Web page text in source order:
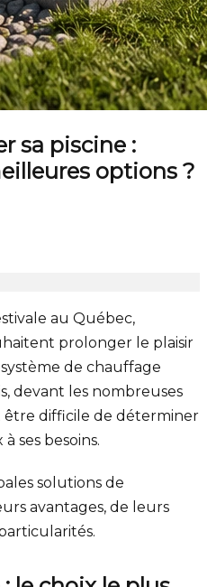
sa piscine :
options ?
au Québec,
prolonger le plaisir
de chauffage
devant les nombreuses
être difficile de déterminer
ses besoins.
solutions de
avantages, de leurs